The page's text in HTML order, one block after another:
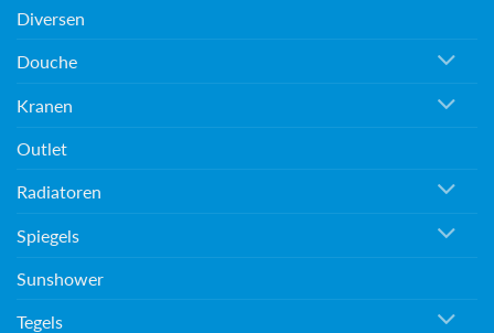
Diversen
Douche
Kranen
Outlet
Radiatoren
Spiegels
Sunshower
Tegels